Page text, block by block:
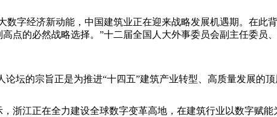
字经济新动能，中国建筑业正在迎来战略发展机遇期。在此
点的必然战略选择。”十二届全国人大外事委员会副主任委员
坛的宗旨正是为推进“十四五”建筑产业转型、高质量发展的顶
江正在全力建设全球数字变革高地，在建筑行业以数字赋